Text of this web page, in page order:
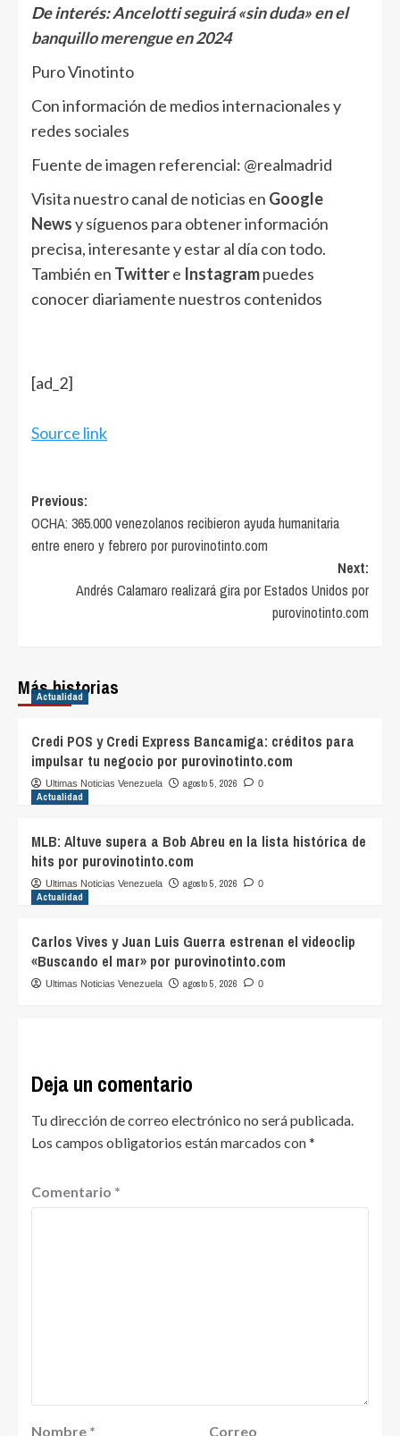
De interés:Ancelotti seguirá «sin duda» en el
banquillo merengue en 2024
Puro Vinotinto
Con información de medios internacionales y
redes sociales
Fuente de imagen referencial: @realmadrid
Visita nuestro canal de noticias en Google
Newsy síguenos para obtener información
precisa, interesante y estar al día con todo.
También en Twittere Instagrampuedes
conocer diariamente nuestros contenidos
[ad_2]
Source link
Post
navigation
Previous:
OCHA: 365.000 venezolanos recibieron ayuda humanitaria
entre enero y febrero por purovinotinto.com
Next:
Andrés Calamaro realizará gira por Estados Unidos por
purovinotinto.com
Más historias
Actualidad
Credi POS y Credi Express Bancamiga: créditos para
impulsar tu negocio por purovinotinto.com
Ultimas Noticias Venezuela agosto 5, 2026 0
Actualidad
MLB: Altuve supera a Bob Abreu en la lista histórica de
hits por purovinotinto.com
Ultimas Noticias Venezuela agosto 5, 2026 0
Actualidad
Carlos Vives y Juan Luis Guerra estrenan el videoclip
«Buscando el mar» por purovinotinto.com
Ultimas Noticias Venezuela agosto 5, 2026 0
Deja un comentario
Tu dirección de correo electrónico no será publicada.
Los campos obligatorios están marcados con*
Comentario *
Nombre * Correo